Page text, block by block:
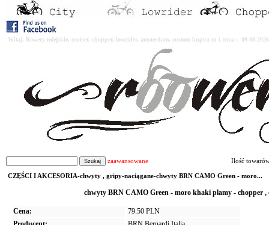
Witaj. Rowery miejskie, cruiser, chopper, lowrider, amsterdam, custom kupisz tu i teraz : 09-08-
zaawansowane Ilość
CZĘŚCI I AKCESORIA-chwyty , gripy-naciągane-chwyty BRN CAMO Green - moro...
chwyty BRN CAMO Green - moro khaki plamy - chopper
Cena:
79.50 PLN